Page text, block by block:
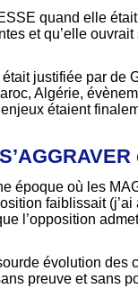
quand elle
et qu’elle
justifiée par de
Algérie,
étaient
époque où les
faiblissait (j’ai
l’opposition
évolution des
preuve et sans